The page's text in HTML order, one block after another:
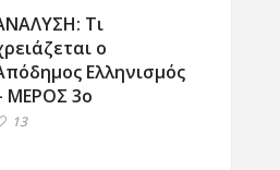
Τι
ο
Ελληνισμός
ΜΕΡΟΣ 3ο
13